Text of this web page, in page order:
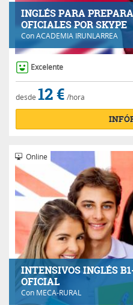
INGLÉS PARA
OFICIALES POR SKYPE
ConACADEMIA IRUNLARREA
Excelente
desde 12 € /hora
INTENSIVOS INGLÉS
OFICIAL
Con MECA-RURAL
Online